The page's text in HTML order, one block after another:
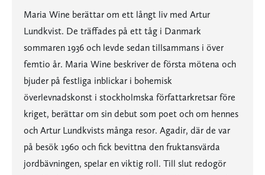
Maria Wine berättar om ett långt liv med Artur
Lundkvist. De träffades på ett tåg i Danmark
sommaren 1936 och levde sedan tillsammans i över
femtio år. Maria Wine beskriver de första mötena och
bjuder på festliga inblickar i bohemisk
överlevnadskonst i stockholmska författarkretsar före
kriget, berättar om sin debut som poet och om hennes
och Artur Lundkvists många resor. Agadir, där de var
på besök 1960 och fick bevittna den fruktansvärda
jordbävningen, spelar en viktig roll. Till slut redogör